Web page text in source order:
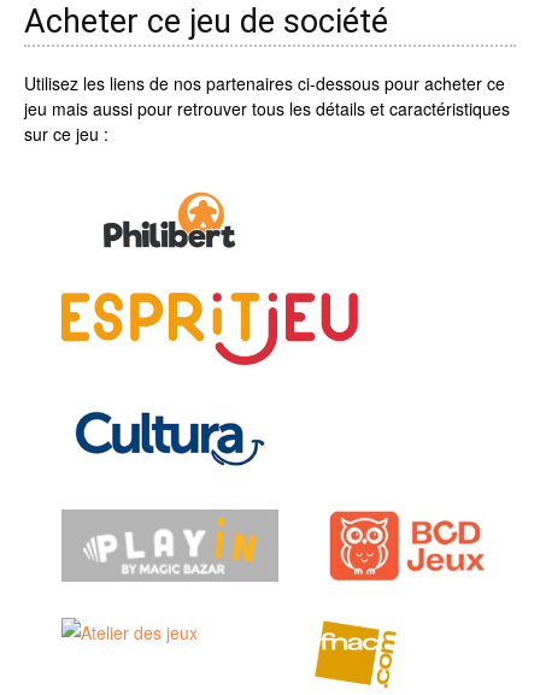
Acheter ce jeu de société
Utilisez les liens de nos partenaires ci-dessous pour acheter ce
jeu mais aussi pour retrouver tous les détails et caractéristiques
sur ce jeu :